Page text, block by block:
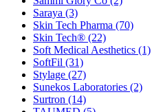
Saraya (3)
Skin Tech Pharma (70)
Skin Tech® (22)
Soft Medical Aesthetics (1)
SoftFil (31)
Stylage (27)
Sunekos Laboratories (2)
Surtron (14)